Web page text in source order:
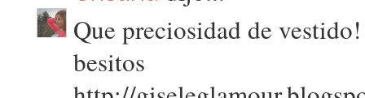
Que preciosidad de vestido!
besitos